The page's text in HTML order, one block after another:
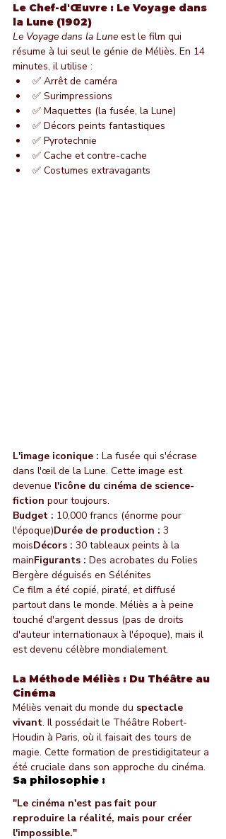
Le Chef-d'Œuvre : Le Voyage dans
la Lune (1902)
Le Voyage dans la Lune est le film qui
résume à lui seul le génie de Méliès. En 14
minutes, il utilise :
✅ Arrêt de caméra
✅ Surimpressions
✅ Maquettes (la fusée, la Lune)
✅ Décors peints fantastiques
✅ Pyrotechnie
✅ Cache et contre-cache
✅ Costumes extravagants
L'image iconique : La fusée qui s'écrase
dans l'œil de la Lune. Cette image est
devenue l'icône du cinéma de science-
fiction pour toujours.
Budget : 10,000 francs (énorme pour
l'époque)Durée de production : 3
moisDécors : 30 tableaux peints à la
mainFigurants : Des acrobates du Folies
Bergère déguisés en Sélénites
Ce film a été copié, piraté, et diffusé
partout dans le monde. Méliès a à peine
touché d'argent dessus (pas de droits
d'auteur internationaux à l'époque), mais il
est devenu célèbre mondialement.
La Méthode Méliès : Du Théâtre au
Cinéma
Méliès venait du monde du spectacle
vivant. Il possédait le Théâtre Robert-
Houdin à Paris, où il faisait des tours de
magie. Cette formation de prestidigitateur a
été cruciale dans son approche du cinéma.
Sa philosophie :
"Le cinéma n'est pas fait pour
reproduire la réalité, mais pour créer
l'impossible."